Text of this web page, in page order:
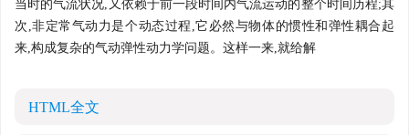
当时的气流状况,又依赖于前一段时间内气流运动的整个时间历程;其
次,非定常气动力是个动态过程,它必然与物体的惯性和弹性耦合起
来,构成复杂的气动弹性动力学问题。这样一来,就给解
HTML全文